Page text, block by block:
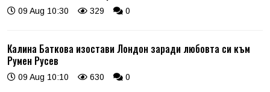
09 Aug 10:30 329 0
Калина Баткова изостави Лондон заради любовта си към
Румен Русев
09 Aug 10:10 630 0